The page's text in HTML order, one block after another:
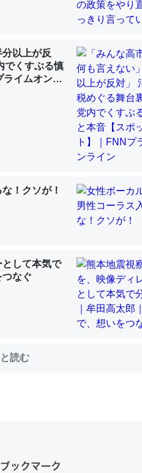
て両方に不利だから両方が拮抗し
ガニ・ウミグモ）はカルシウムを
なぜ海にいないのか」に関する新仮説
脊椎動物と貝類は苦労してるんだ
てる。電池残量や充電中かが分か
ツール導入でコミュニケーションが劇
以上が反
でくすぶる慎
ライムオンラ
！クソが！
して本気で
なぐ
読む